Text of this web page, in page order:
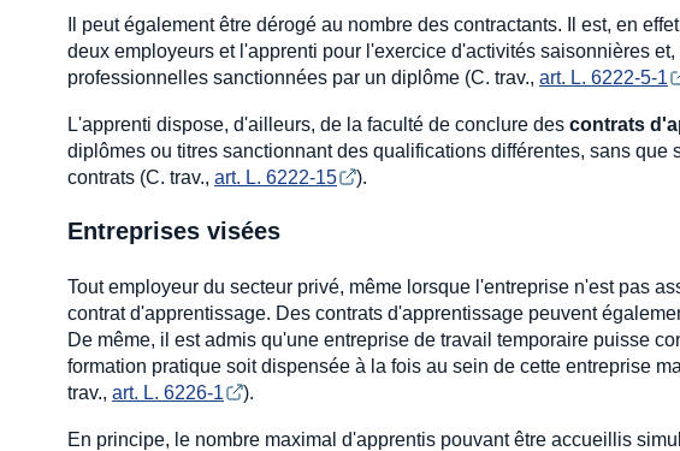
Il peut également être dérogé au nombre des contractants. Il est, en
deux employeurs et l'apprenti pour l'exercice d'activités saisonnières
professionnelles sanctionnées par un diplôme (C. trav., art. L. 6222-5-1
L'apprenti dispose, d'ailleurs, de la faculté de conclure des contrats
diplômes ou titres sanctionnant des qualifications différentes, sans
contrats (C. trav., art. L. 6222-15 ).
Entreprises visées
Tout employeur du secteur privé, même lorsque l'entreprise n'est pas
contrat d'apprentissage. Des contrats d'apprentissage peuvent
De même, il est admis qu'une entreprise de travail temporaire puisse
formation pratique soit dispensée à la fois au sein de cette entreprise
trav., art. L. 6226-1 ).
En principe, le nombre maximal d'apprentis pouvant être accueillis